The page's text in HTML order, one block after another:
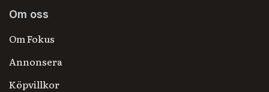
Om oss
Om Fokus
Annonsera
Köpvillkor